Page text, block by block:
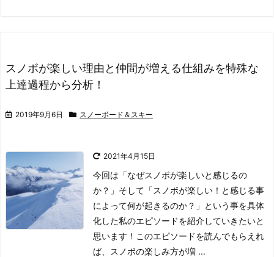
スノボが楽しい理由と仲間が増える仕組みを特殊な
上達過程から分析！
2019年9月6日 スノーボード＆スキー
2021年4月15日
今回は「なぜスノボが楽しいと感じるの
か？」そして「スノボが楽しい！と感じる事
によって何が起きるのか？」という事を具体
化した私のエピソードを紹介していきたいと
思います！ このエピソードを読んでもらえれ
ば、スノボの楽しみ方が増 ...